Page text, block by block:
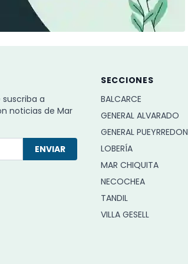
a
noticias de Mar
ENVIAR
SECCIONES
BALCARCE
GENERAL ALVARADO
GENERAL PUEYRREDON
LOBERÍA
MAR CHIQUITA
NECOCHEA
TANDIL
VILLA GESELL